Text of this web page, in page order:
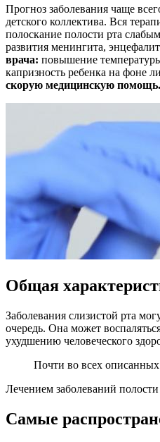
Прогноз заболевания чаще
детского коллектива. Вся
полоскание полости рта
развития менингита,
врача: повышение
капризность ребенка на фоне
скорую медицинскую помощь.
Общая
Заболевания слизистой рта
очередь. Она может
ухудшению человеческого
Почти во всех
Лечением заболеваний
Самые